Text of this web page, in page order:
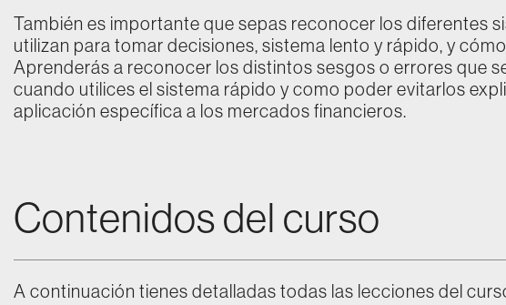
También es importante que sepas reconocer los diferentes
utilizan para tomar decisiones, sistema lento y rápido, y
Aprenderás a reconocer los distintos sesgos o errores que
cuando utilices el sistema rápido y como poder evitarlos
aplicación específica a los mercados financieros.
Contenidos del curso
A continuación tienes detalladas todas las lecciones del